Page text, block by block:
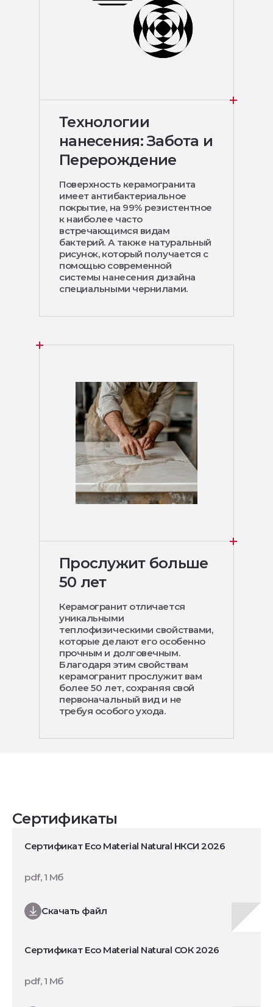
Технологии
нанесения: Забота и
Перерождение
Поверхность керамогранита
имеет антибактериальное
покрытие, на 99% резистентное
к наиболее часто
встречающимся видам
бактерий. А также натуральный
рисунок, который получается с
помощью современной
системы нанесения дизайна
специальными чернилами.
Прослужит больше
50 лет
Керамогранит отличается
уникальными
теплофизическими свойствами,
которые делают его особенно
прочным и долговечным.
Благодаря этим свойствам
керамогранит прослужит вам
более 50 лет, сохраняя свой
первоначальный вид и не
требуя особого ухода.
Сертификаты
Сертификат Eco Material Natural НКСИ 2026
Скачать файл
pdf, 1 Мб
Сертификат Eco Material Natural СОК 2026
pdf, 1 Мб